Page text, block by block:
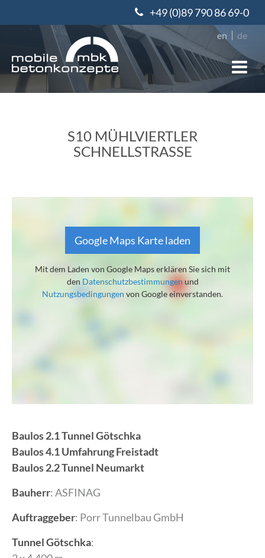
+49 (0)89 790 86 69-0
en de
S10 MÜHLVIERTLER
SCHNELLSTRASSE
Google Maps Karte laden
Mit dem Laden von Google Maps erklären Sie sich mit
den Datenschutzbestimmungen und
Nutzungsbedingungen von Google einverstanden.
Baulos 2.1 Tunnel Götschka
Baulos 4.1 Umfahrung Freistadt
Baulos 2.2 Tunnel Neumarkt
Bauherr: ASFINAG
Auftraggeber: Porr Tunnelbau GmbH
Tunnel Götschka: